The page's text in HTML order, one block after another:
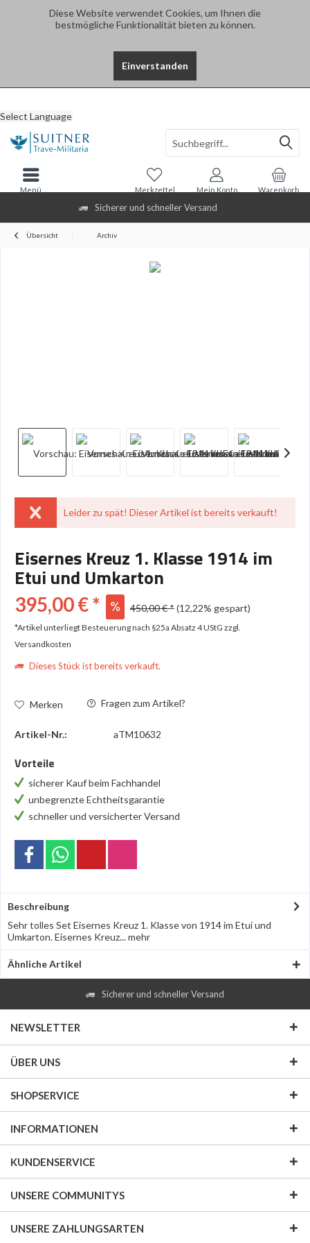
Diese Website verwendet Cookies, um Ihnen die
bestmögliche Funktionalität bieten zu können.
Einverstanden
Sicherer und schneller Versand
Select Language
Warenkorb
Merkzettel Mein Konto
Menü
Übersicht Archiv
Leider zu spät! Dieser Artikel ist bereits verkauft!
Eisernes Kreuz 1. Klasse 1914 im
Etui und Umkarton
395,00 € * 450,00 € *(12,22% gespart)
*Artikel unterliegt Besteuerung nach §25a Absatz 4 UStG zzgl.
Versandkosten
Dieses Stück ist bereits verkauft.
Merken Fragen zum Artikel?
Artikel-Nr.: aTM10632
Vorteile
sicherer Kauf beim Fachhandel
unbegrenzte Echtheitsgarantie
schneller und versicherter Versand
Beschreibung
Sehr tolles Set Eisernes Kreuz 1. Klasse von 1914 im Etui und
Umkarton. Eisernes Kreuz...mehr
Ähnliche Artikel
Sicherer und schneller Versand
NEWSLETTER
ÜBER UNS
SHOPSERVICE
INFORMATIONEN
KUNDENSERVICE
UNSERE COMMUNITYS
UNSERE ZAHLUNGSARTEN